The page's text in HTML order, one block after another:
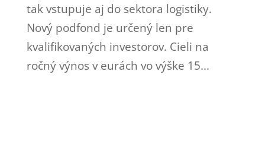
tak vstupuje aj do sektora logistiky.
Nový podfond je určený len pre
kvalifikovaných investorov. Cieli na
ročný výnos v eurách vo výške 15...